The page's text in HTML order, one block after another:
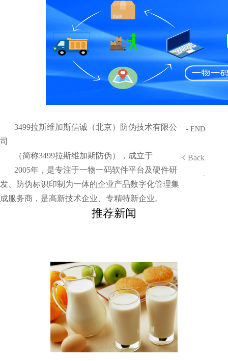
3499拉斯维加斯信诚（北京）防伪技术有限公
司
（简称3499拉斯维加斯防伪），成立于
2005年，是专注于一物一码软件平台及硬件研
发、防伪标识印制为一体的企业产品数字化管理集
成服务商，是高新技术企业、专精特新企业。
Back
- END
-
推荐新闻